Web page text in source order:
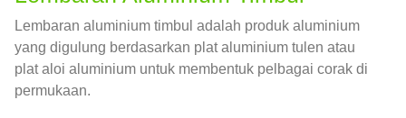
Lembaran aluminium timbul adalah produk aluminium
yang digulung berdasarkan plat aluminium tulen atau
plat aloi aluminium untuk membentuk pelbagai corak di
permukaan.